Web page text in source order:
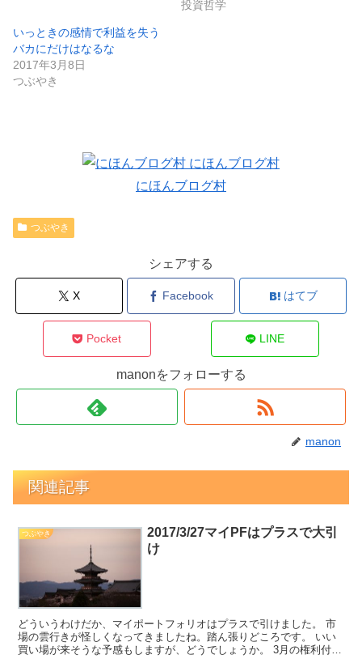
投資哲学
いっときの感情で利益を失う
バカにだけはなるな
2017年3月8日
つぶやき
にほんブログ村
つぶやき
シェアする
X Facebook はてブ
Pocket LINE
manonをフォローする
manon
関連記事
つぶやき
2017/3/27マイPFはプラスで大引
け
どういうわけだか、マイポートフォリオはプラスで引けました。 市
場の雲行きが怪しくなってきましたね。踏ん張りどころです。 いい
買い場が来そうな予感もしますが、どうでしょうか。 3月の権利付最